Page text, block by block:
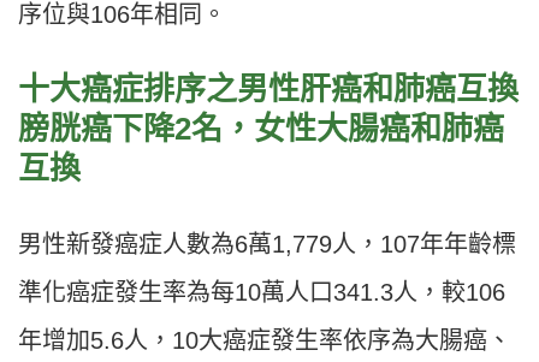
序位與106年相同。
十大癌症排序之男性肝癌和肺癌互換
膀胱癌下降2名，女性大腸癌和肺癌
互換
男性新發癌症人數為6萬1,779人，107年年齡標
準化癌症發生率為每10萬人口341.3人，較106
年增加5.6人，10大癌症發生率依序為大腸癌、